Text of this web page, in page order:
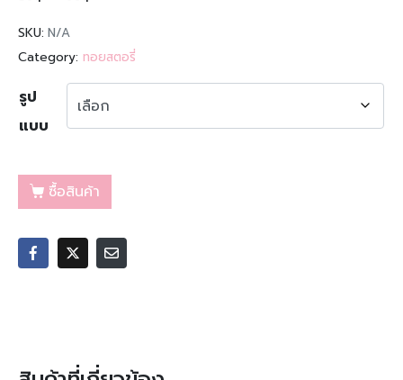
SKU: N/A
Category: ทอยสตอรี่
รูป
แบบ
ซื้อสินค้า